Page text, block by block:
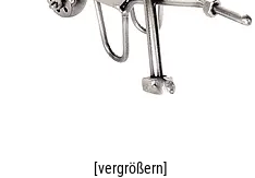
[vergrößern]